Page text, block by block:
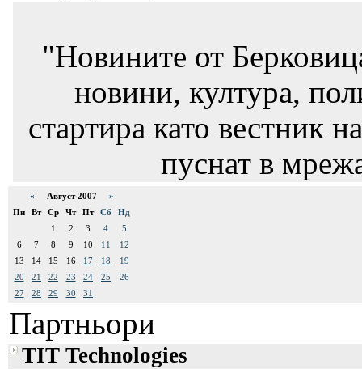
"Новините от
новини, култура,
стартира като вестник
пуснат в
« Август 2007 »
Пн
Вт Ср Чт Пт Сб
Нд
1
2 3 4
5
6
7 8 9 10 11
12
13
14 15 16 17 18
19
20
21 22 23 24 25
26
27
28 29 30 31
Партньори
TIT Technologies